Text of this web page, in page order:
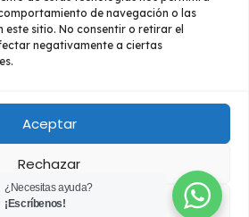
de navegación o las
este sitio. No consentir o retirar el
negativamente a ciertas
Aceptar
Rechazar
Ver preferencias
reservados – Instituto Superior
Illingworth - Guayaquil, Ecuador
¿Necesitas ayuda?
¡Escríbenos!